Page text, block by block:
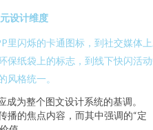
设计维度
里闪烁的卡通图标，到社交媒体
保纸袋上的标志，到线下快闪活
风格统一。
成为整个图文设计系统的基调。
播的焦点内容，而其中强调的“定